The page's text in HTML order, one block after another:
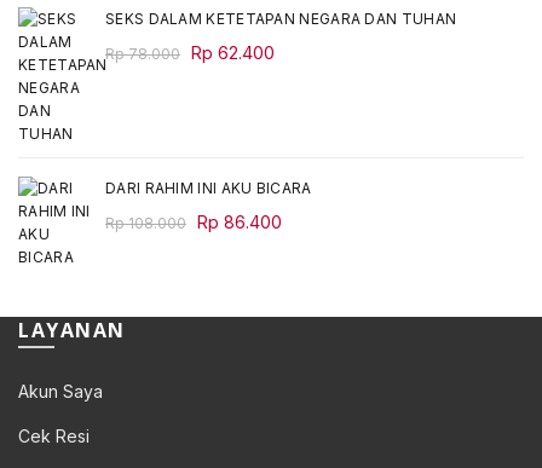
Rp 78.000.
Rp 62.400.
SEKS DALAM KETETAPAN NEGARA DAN TUHAN
Rp78.000 Original
Rp 62.400
DARI RAHIM INI AKU BICARA
Rp108.000 Original
Rp 86.400
LAYANAN
Akun Saya
Cek Resi